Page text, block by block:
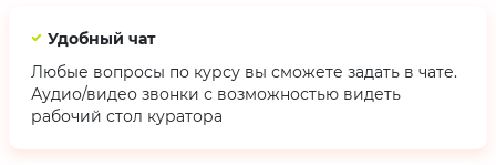
Удобный чат
Любые вопросы по курсу вы сможете задать в чате.
Аудио/видео звонки с возможностью видеть
рабочий стол куратора